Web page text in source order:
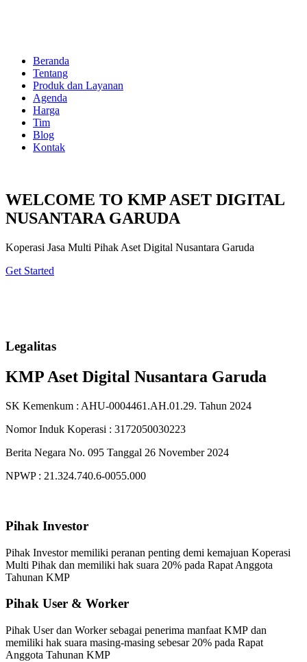
Beranda
Tentang
Produk dan Layanan
Agenda
Harga
Tim
Blog
Kontak
WELCOME TO KMP ASET DIGITAL
NUSANTARA GARUDA
Koperasi Jasa Multi Pihak Aset Digital Nusantara Garuda
Get Started
Legalitas
KMP Aset Digital Nusantara Garuda
SK Kemenkum : AHU-0004461.AH.01.29. Tahun 2024
Nomor Induk Koperasi : 3172050030223
Berita Negara No. 095 Tanggal 26 November 2024
NPWP : 21.324.740.6-0055.000
Pihak Investor
Pihak Investor memiliki peranan penting demi kemajuan Koperasi
Multi Pihak dan memiliki hak suara 20% pada Rapat Anggota
Tahunan KMP
Pihak User & Worker
Pihak User dan Worker sebagai penerima manfaat KMP dan
memiliki hak suara masing-masing sebesar 20% pada Rapat
Anggota Tahunan KMP